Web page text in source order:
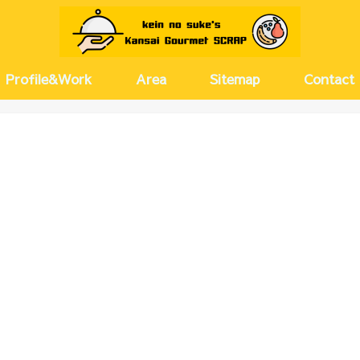
Profile&Work Area Sitemap Contact